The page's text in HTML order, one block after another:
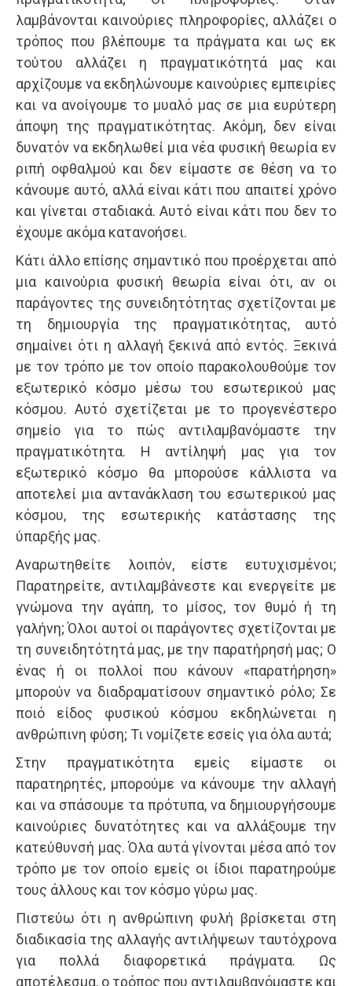
λαμβάνονται καινούριες πληροφορίες, αλλάζει ο
τρόπος που βλέπουμε τα πράγματα και ως εκ
τούτου αλλάζει η πραγματικότητά μας και
αρχίζουμε να εκδηλώνουμε καινούριες εμπειρίες
και να ανοίγουμε το μυαλό μας σε μια ευρύτερη
άποψη της πραγματικότητας. Ακόμη, δεν είναι
δυνατόν να εκδηλωθεί μια νέα φυσική θεωρία εν
ριπή οφθαλμού και δεν είμαστε σε θέση να το
κάνουμε αυτό, αλλά είναι κάτι που απαιτεί χρόνο
και γίνεται σταδιακά. Αυτό είναι κάτι που δεν το
έχουμε ακόμα κατανοήσει.
Κάτι άλλο επίσης σημαντικό που προέρχεται από
μια καινούρια φυσική θεωρία είναι ότι, αν οι
παράγοντες της συνειδητότητας σχετίζονται με
τη δημιουργία της πραγματικότητας, αυτό
σημαίνει ότι η αλλαγή ξεκινά από εντός. Ξεκινά
με τον τρόπο με τον οποίο παρακολουθούμε τον
εξωτερικό κόσμο μέσω του εσωτερικού μας
κόσμου. Αυτό σχετίζεται με το προγενέστερο
σημείο για το πώς αντιλαμβανόμαστε την
πραγματικότητα. Η αντίληψή μας για τον
εξωτερικό κόσμο θα μπορούσε κάλλιστα να
αποτελεί μια αντανάκλαση του εσωτερικού μας
κόσμου, της εσωτερικής κατάστασης της
ύπαρξής μας.
Αναρωτηθείτε λοιπόν, είστε ευτυχισμένοι;
Παρατηρείτε, αντιλαμβάνεστε και ενεργείτε με
γνώμονα την αγάπη, το μίσος, τον θυμό ή τη
γαλήνη; Όλοι αυτοί οι παράγοντες σχετίζονται με
τη συνειδητότητά μας, με την παρατήρησή μας; Ο
ένας ή οι πολλοί που κάνουν «παρατήρηση»
μπορούν να διαδραματίσουν σημαντικό ρόλο; Σε
ποιό είδος φυσικού κόσμου εκδηλώνεται η
ανθρώπινη φύση; Τι νομίζετε εσείς για όλα αυτά;
Στην πραγματικότητα εμείς είμαστε οι
παρατηρητές, μπορούμε να κάνουμε την αλλαγή
και να σπάσουμε τα πρότυπα, να δημιουργήσουμε
καινούριες δυνατότητες και να αλλάξουμε την
κατεύθυνσή μας. Όλα αυτά γίνονται μέσα από τον
τρόπο με τον οποίο εμείς οι ίδιοι παρατηρούμε
τους άλλους και τον κόσμο γύρω μας.
Πιστεύω ότι η ανθρώπινη φυλή βρίσκεται στη
διαδικασία της αλλαγής αντιλήψεων ταυτόχρονα
για πολλά διαφορετικά πράγματα. Ως
αποτέλεσμα, ο τρόπος που αντιλαμβανόμαστε και